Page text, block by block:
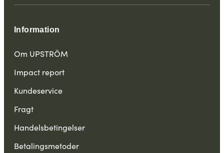
Information
Om UPSTRÖM
Impact report
Kundeservice
Fragt
Handelsbetingelser
Betalingsmetoder